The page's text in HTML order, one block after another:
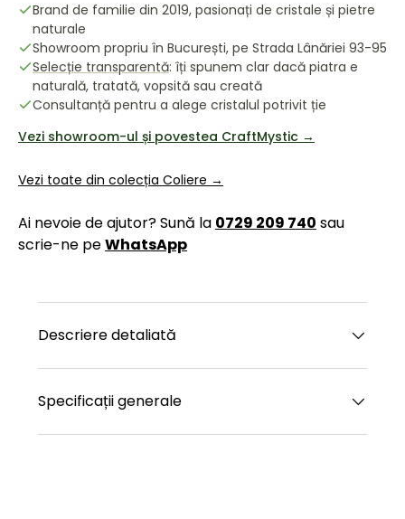
Brand de familie din 2019, pasionați de cristale și pietre
naturale
Showroom propriu în București, pe Strada Lânăriei 93-95
Selecție transparentă: îți spunem clar dacă piatra e
naturală, tratată, vopsită sau creată
Consultanță pentru a alege cristalul potrivit ție
Vezi showroom-ul și povestea CraftMystic →
Vezi toate din colecția Coliere →
Ai nevoie de ajutor? Sună la 0729 209 740 sau
scrie-ne peWhatsApp
Descriere detaliată
Specificații generale